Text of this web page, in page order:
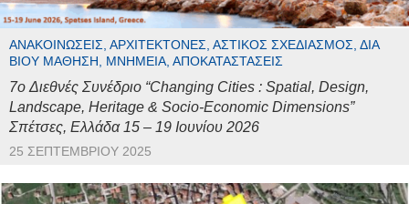
ΑΝΑΚΟΙΝΏΣΕΙΣ, ΑΡΧΙΤΈΚΤΟΝΕΣ, ΑΣΤΙΚΌΣ ΣΧΕΔΙΑΣΜΌΣ, ΔΙΆ
ΒΊΟΥ ΜΆΘΗΣΗ, ΜΝΗΜΕΊΑ, ΑΠΟΚΑΤΑΣΤΆΣΕΙΣ
7o Διεθνές Συνέδριο “Changing Cities : Spatial, Design,
Landscape, Heritage & Socio-Economic Dimensions”
Σπέτσες, Ελλάδα 15 – 19 Ιουνίου 2026
25 ΣΕΠΤΕΜΒΡΊΟΥ 2025